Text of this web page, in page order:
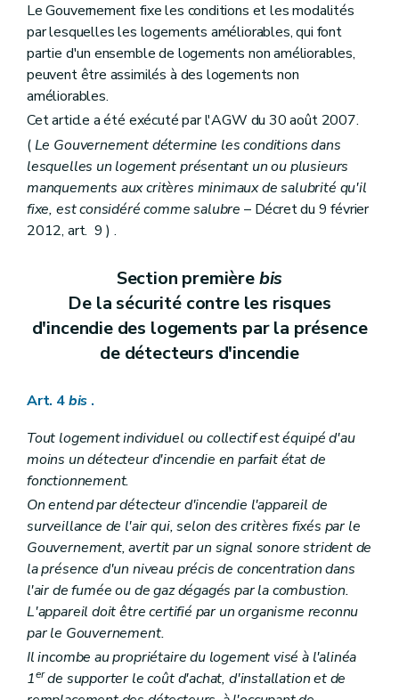
Le Gouvernement fixe les conditions et les modalités
par lesquelles les logements améliorables, qui font
partie d'un ensemble de logements non améliorables,
peuvent être assimilés à des logements non
améliorables.
Cet article a été exécuté par l'AGW du 30 août 2007.
(Le Gouvernement détermine les conditions dans
lesquelles un logement présentant un ou plusieurs
manquements aux critères minimaux de salubrité qu'il
fixe, est considéré comme salubre – Décret du 9 février
2012, art. 9 ) .
Section premièrebis
De la sécurité contre les risques
d'incendie des logements par la présence
de détecteurs d'incendie
Art. 4bis .
Tout logement individuel ou collectif est équipé d'au
moins un détecteur d'incendie en parfait état de
fonctionnement.
On entend par détecteur d'incendie l'appareil de
surveillance de l'air qui, selon des critères fixés par le
Gouvernement, avertit par un signal sonore strident de
la présence d'un niveau précis de concentration dans
l'air de fumée ou de gaz dégagés par la combustion.
L'appareil doit être certifié par un organisme reconnu
par le Gouvernement.
Il incombe au propriétaire du logement visé à l'alinéa
1erde supporter le coût d'achat, d'installation et de